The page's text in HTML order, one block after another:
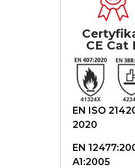
CE Cat
EN ISO
2020
EN
A1:2005